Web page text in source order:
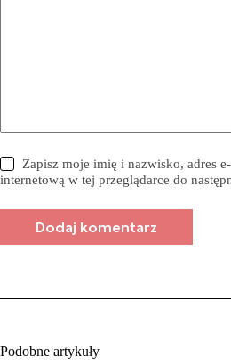
Zapisz moje imię i nazwisko, adres
internetową w tej przeglądarce do
Dodaj komentarz
Podobne artykuły